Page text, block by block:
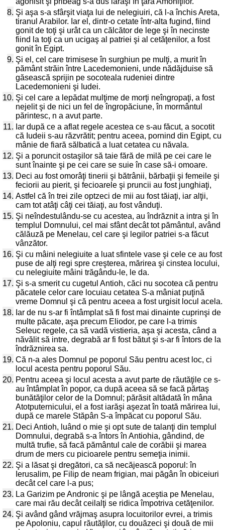
8. Şi aşa s-a sfârşit viaţa lui de nelegiuiri, că l-a închis Areta,
tiranul Arabilor. Iar el, dintr-o cetate într-alta fugind, fiind
gonit de toţi şi urât ca un călcător de lege şi în necinste
fiind la toţi ca un ucigaş al patriei şi al cetăţenilor, a fost
gonit în Egipt.
9. Şi el, cel care trimisese în surghiun pe mulţi, a murit în
pământ străin între Lacedemonieni, unde nădăjduise să
găsească sprijin pe socoteala rudeniei dintre
Lacedemonieni şi Iudei.
10. Şi cel care a lepădat mulţime de morţi neîngropaţi, a fost
nejelit şi de nici un fel de îngropăciune, în mormântul
părintesc, n a avut parte.
11. Iar după ce a aflat regele acestea ce s-au făcut, a socotit
că Iudeii s-au răzvrătit; pentru aceea, pornind din Egipt, cu
mânie de fiară sălbatică a luat cetatea cu năvala.
12. Şi a poruncit ostaşilor să taie fără de milă pe cei care le
sunt înainte şi pe cei care se suie în case să-i omoare.
13. Deci au fost omorâţi tinerii şi bătrânii, bărbaţii şi femeile şi
feciorii au pierit, şi fecioarele şi pruncii au fost junghiaţi,
14. Astfel că în trei zile optzeci de mii au fost tăiaţi, iar alţii,
cam tot atâţi câţi cei tăiaţi, au fost vânduţi.
15. Şi neîndestulându-se cu acestea, au îndrăznit a intra şi în
templul Domnului, cel mai sfânt decât tot pământul, având
călăuză pe Menelau, cel care şi legilor patriei s-a făcut
vânzător.
16. Şi cu mâini nelegiuite a luat sfintele vase şi cele ce au fost
puse de alţi regi spre creşterea, mărirea şi cinstea locului,
cu nelegiuite mâini trăgându-le, le da.
17. Şi s-a smerit cu cugetul Antioh, căci nu socotea că pentru
păcatele celor care locuiau cetatea S-a mâniat puţină
vreme Domnul şi că pentru aceea a fost urgisit locul acela.
18. Iar de nu s-ar fi întâmplat să fi fost mai dinainte cuprinşi de
multe păcate, aşa precum Eliodor, pe care l-a trimis
Seleuc regele, ca să vadă vistieria, aşa şi acesta, când a
năvălit să intre, degrabă ar fi fost bătut şi s-ar fi întors de la
îndrăznirea sa.
19. Că n-a ales Domnul pe poporul Său pentru acest loc, ci
locul acesta pentru poporul Său.
20. Pentru aceea şi locul acesta a avut parte de răutăţile ce s-
au întâmplat în popor, ca după aceea să se facă părtaş
bunătăţilor celor de la Domnul; părăsit altădată în mâna
Atotputernicului, el a fost iarăşi aşezat în toată mărirea lui,
după ce marele Stăpân S-a împăcat cu poporul Său.
21. Deci Antioh, luând o mie şi opt sute de talanţi din templul
Domnului, degrabă s-a întors în Antiohia, gândind, de
multă trufie, să facă pământul cale de corăbii şi marea
drum de mers cu picioarele pentru semeţia inimii.
22. Şi a lăsat şi dregători, ca să necăjească poporul: în
Ierusalim, pe Filip de neam frigian, mai păgân în obiceiuri
decât cel care l-a pus;
23. La Garizim pe Andronic şi pe lângă aceştia pe Menelau,
care mai rău decât ceilalţi se ridica împotriva cetăţenilor.
24. Şi având gând vrăjmaş asupra locuitorilor evrei, a trimis
pe Apoloniu, capul răutăţilor, cu douăzeci şi două de mii